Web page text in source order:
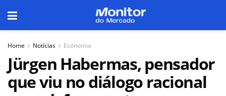
Home Notícias Economia
Jürgen Habermas, pensador
que viu no diálogo racional